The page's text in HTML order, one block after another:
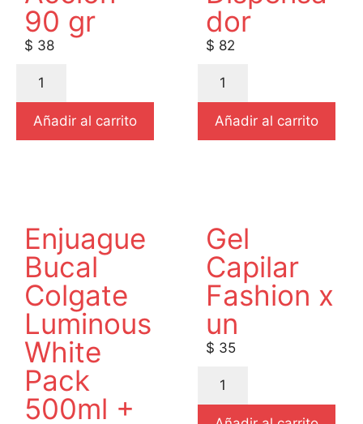
90 gr
$ 38
Añadir al carrito
dor
$ 82
Añadir al carrito
Enjuague
Bucal
Colgate
Luminous
White
Pack
500ml +
Gel
Capilar
Fashion x
un
$ 35